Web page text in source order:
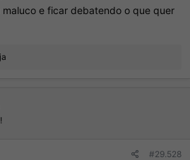
e ficar debatendo o que quer
#29.528